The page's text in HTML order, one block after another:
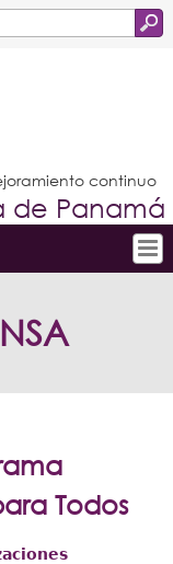
continuo
de Panamá
Todos